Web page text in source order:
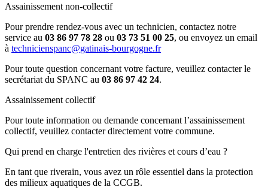
Assainissement non-collectif
Pour prendre rendez-vous avec un technicien, contactez notre
service au 03 86 97 78 28 ou 03 73 51 00 25, ou envoyez un email
à technicienspanc@gatinais-bourgogne.fr
Pour toute question concernant votre facture, veuillez contacter le
secrétariat du SPANC au 03 86 97 42 24.
Assainissement collectif
Pour toute information ou demande concernant l’assainissement
collectif, veuillez contacter directement votre commune.
Qui prend en charge l'entretien des rivières et cours d’eau ?
En tant que riverain, vous avez un rôle essentiel dans la protection
des milieux aquatiques de la CCGB.